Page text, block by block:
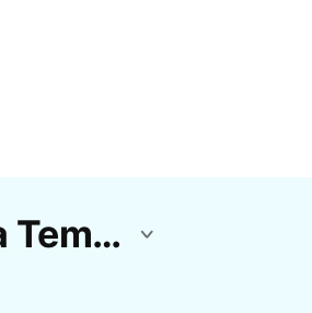
Modelos Gratuitos De Amor Da Minha Vida Template Da CapCut